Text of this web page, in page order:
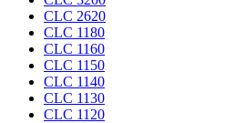
CLC 2620
CLC 1180
CLC 1160
CLC 1150
CLC 1140
CLC 1130
CLC 1120